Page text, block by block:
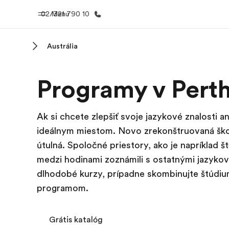
Menu
02/321 790 10
Vitajte v EF
Pozrite si
Austrália
Programy v
Ak si chcete zlepšiť svoje jazykové znalosti
ideálnym miestom. Novo zrekonštruovaná
útulná. Spoločné priestory, ako je napríklad
medzi hodinami zoznámili s ostatnými
dlhodobé kurzy, prípadne skombinujte
programom.
Grátis katalóg